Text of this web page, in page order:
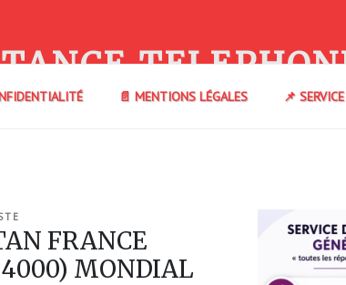
📄 MENTIONS LÉGALES 📌
FRANCE
MONDIAL